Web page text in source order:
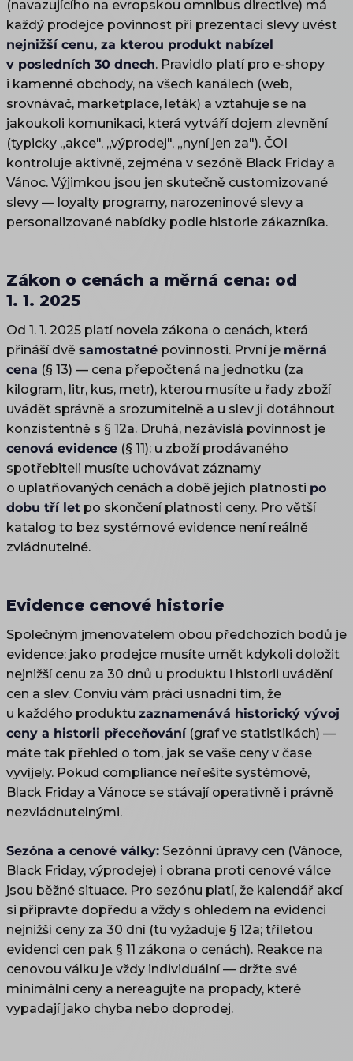
(navazujícího na evropskou omnibus directive) má
každý prodejce povinnost při prezentaci slevy uvést
nejnižší cenu, za kterou produkt nabízel
v posledních 30 dnech. Pravidlo platí pro e-shopy
i kamenné obchody, na všech kanálech (web,
srovnávač, marketplace, leták) a vztahuje se na
jakoukoli komunikaci, která vytváří dojem zlevnění
(typicky „akce", „výprodej", „nyní jen za"). ČOI
kontroluje aktivně, zejména v sezóně Black Friday a
Vánoc. Výjimkou jsou jen skutečně customizované
slevy — loyalty programy, narozeninové slevy a
personalizované nabídky podle historie zákazníka.
Zákon o cenách a měrná cena: od
1. 1. 2025
Od 1. 1. 2025 platí novela zákona o cenách, která
přináší dvě samostatné povinnosti. První je měrná
cena (§ 13) — cena přepočtená na jednotku (za
kilogram, litr, kus, metr), kterou musíte u řady zboží
uvádět správně a srozumitelně a u slev ji dotáhnout
konzistentně s § 12a. Druhá, nezávislá povinnost je
cenová evidence (§ 11): u zboží prodávaného
spotřebiteli musíte uchovávat záznamy
o uplatňovaných cenách a době jejich platnosti po
dobu tří let po skončení platnosti ceny. Pro větší
katalog to bez systémové evidence není reálně
zvládnutelné.
Evidence cenové historie
Společným jmenovatelem obou předchozích bodů je
evidence: jako prodejce musíte umět kdykoli doložit
nejnižší cenu za 30 dnů u produktu i historii uvádění
cen a slev. Conviu vám práci usnadní tím, že
u každého produktu zaznamenává historický vývoj
ceny a historii přeceňování(graf ve statistikách) —
máte tak přehled o tom, jak se vaše ceny v čase
vyvíjely. Pokud compliance neřešíte systémově,
Black Friday a Vánoce se stávají operativně i právně
nezvládnutelnými.
Sezóna a cenové války: Sezónní úpravy cen (Vánoce,
Black Friday, výprodeje) i obrana proti cenové válce
jsou běžné situace. Pro sezónu platí, že kalendář akcí
si připravte dopředu a vždy s ohledem na evidenci
nejnižší ceny za 30 dní (tu vyžaduje § 12a; tříletou
evidenci cen pak § 11 zákona o cenách). Reakce na
cenovou válku je vždy individuální — držte své
minimální ceny a nereagujte na propady, které
vypadají jako chyba nebo doprodej.